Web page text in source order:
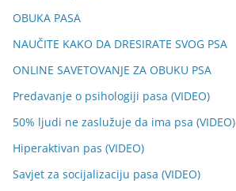
OBUKA PASA
NAUČITE KAKO DA DRESIRATE SVOG PSA
ONLINE SAVETOVANJE ZA OBUKU PSA
Predavanje o psihologiji pasa (VIDEO)
50% ljudi ne zaslužuje da ima psa (VIDEO)
Hiperaktivan pas (VIDEO)
Savjet za socijalizaciju pasa (VIDEO)